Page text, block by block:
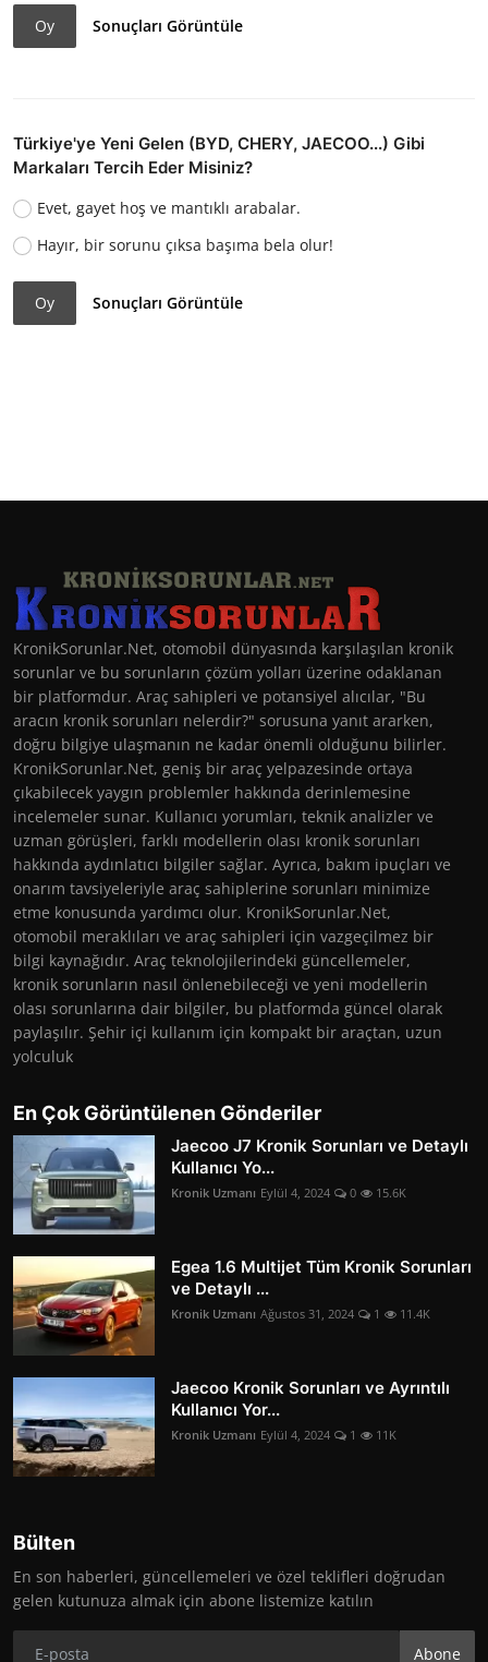
Oy Sonuçları Görüntüle
Türkiye'ye Yeni Gelen (BYD, CHERY, JAECOO...) Gibi
Markaları Tercih Eder Misiniz?
Evet, gayet hoş ve mantıklı arabalar.
Hayır, bir sorunu çıksa başıma bela olur!
Oy Sonuçları Görüntüle
KronikSorunlar.Net, otomobil dünyasında karşılaşılan kronik
sorunlar ve bu sorunların çözüm yolları üzerine odaklanan
bir platformdur. Araç sahipleri ve potansiyel alıcılar, "Bu
aracın kronik sorunları nelerdir?" sorusuna yanıt ararken,
doğru bilgiye ulaşmanın ne kadar önemli olduğunu bilirler.
KronikSorunlar.Net, geniş bir araç yelpazesinde ortaya
çıkabilecek yaygın problemler hakkında derinlemesine
incelemeler sunar. Kullanıcı yorumları, teknik analizler ve
uzman görüşleri, farklı modellerin olası kronik sorunları
hakkında aydınlatıcı bilgiler sağlar. Ayrıca, bakım ipuçları ve
onarım tavsiyeleriyle araç sahiplerine sorunları minimize
etme konusunda yardımcı olur. KronikSorunlar.Net,
otomobil meraklıları ve araç sahipleri için vazgeçilmez bir
bilgi kaynağıdır. Araç teknolojilerindeki güncellemeler,
kronik sorunların nasıl önlenebileceği ve yeni modellerin
olası sorunlarına dair bilgiler, bu platformda güncel olarak
paylaşılır. Şehir içi kullanım için kompakt bir araçtan, uzun
yolculuk
En Çok Görüntülenen Gönderiler
Jaecoo J7 Kronik Sorunları ve Detaylı
Kullanıcı Yo...
Kronik Uzmanı Eylül 4, 2024 0 15.6K
Egea 1.6 Multijet Tüm Kronik Sorunları
ve Detaylı ...
Kronik Uzmanı Ağustos 31, 2024 1 11.4K
Jaecoo Kronik Sorunları ve Ayrıntılı
Kullanıcı Yor...
Kronik Uzmanı Eylül 4, 2024 1 11K
Bülten
En son haberleri, güncellemeleri ve özel teklifleri doğrudan
gelen kutunuza almak için abone listemize katılın
Abone